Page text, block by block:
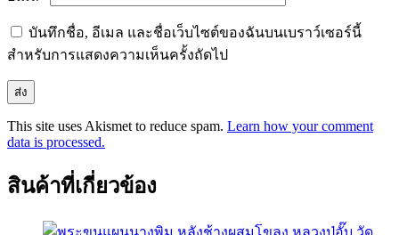
บันทึกชื่อ, อีเมล และชื่อเว็บไซต์ของฉันบนเบราว์เซอร์นี้
สำหรับการแสดงความเห็นครั้งถัดไป
This site uses Akismet to reduce spam. Learn how your comment
data is processed.
สินค้าที่เกี่ยวข้อง